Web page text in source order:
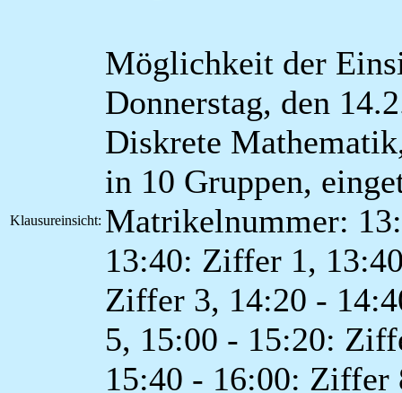
Klausureinsicht:
Möglichkeit der
Donnerstag, den
Diskrete
in 10 Gruppen,
Matrikelnummer:
13:40: Ziffer 1,
Ziffer 3, 14:20 -
5, 15:00 - 15:20:
15:40 - 16:00: